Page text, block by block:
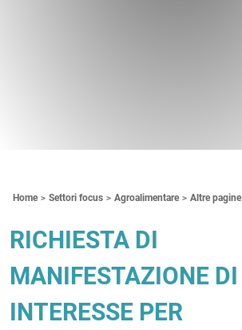
Contenuti Principali
Home Settori focus Agroalimentare Altre pagine
RICHIESTA DI
MANIFESTAZIONE DI
INTERESSE PER